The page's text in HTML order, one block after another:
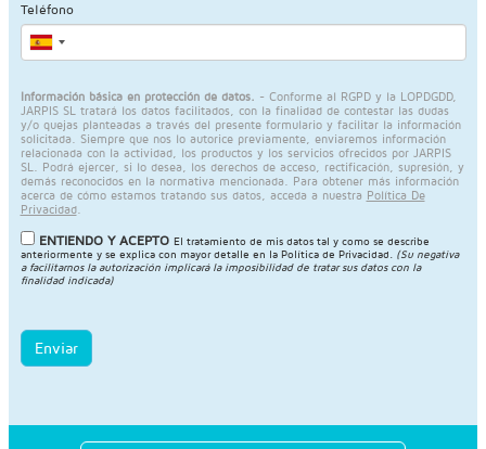
Teléfono
Información básica en protección de datos. - Conforme al RGPD y la LOPDGDD,
JARPIS SL tratará los datos facilitados, con la finalidad de contestar las dudas
y/o quejas planteadas a través del presente formulario y facilitar la información
solicitada. Siempre que nos lo autorice previamente, enviaremos información
relacionada con la actividad, los productos y los servicios ofrecidos por JARPIS
SL. Podrá ejercer, si lo desea, los derechos de acceso, rectificación, supresión, y
demás reconocidos en la normativa mencionada. Para obtener más información
acerca de cómo estamos tratando sus datos, acceda a nuestra Política De
Privacidad.
ENTIENDO Y ACEPTO El tratamiento de mis datos tal y como se describe
anteriormente y se explica con mayor detalle en la Política de Privacidad
(Su negativa
a facilitarnos la autorización implicará la imposibilidad de tratar sus datos con la
finalidad indicada)
Enviar